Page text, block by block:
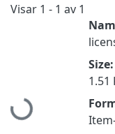
Visar 1 - 1 av 1
Hämtar...
Size:
1.51